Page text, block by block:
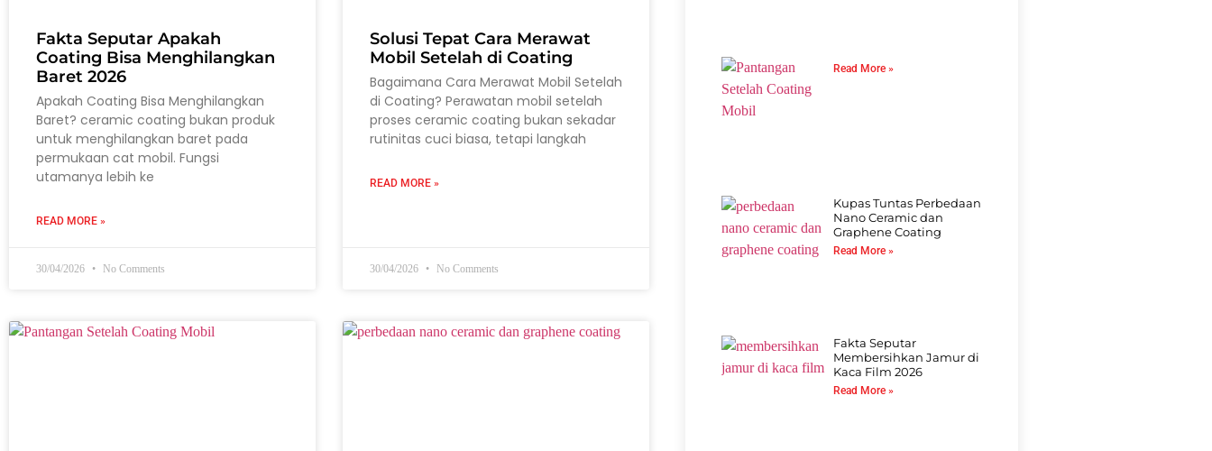
Fakta Seputar Apakah
Coating Bisa Menghilangkan
Baret 2026
Apakah Coating Bisa Menghilangkan
Baret? ceramic coating bukan produk
untuk menghilangkan baret pada
permukaan cat mobil. Fungsi
utamanya lebih ke
READ MORE »
30/04/2026 No Comments
Solusi Tepat Cara Merawat
Mobil Setelah di Coating
Bagaimana Cara Merawat Mobil Setelah
di Coating? Perawatan mobil setelah
proses ceramic coating bukan sekadar
rutinitas cuci biasa, tetapi langkah
READ MORE »
30/04/2026 No Comments
Read More »
Kupas Tuntas Perbedaan
Nano Ceramic dan
Graphene Coating
Read More »
Fakta Seputar
Membersihkan Jamur di
Kaca Film 2026
Read More »